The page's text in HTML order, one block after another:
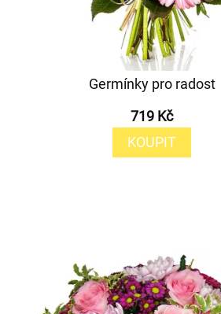
Germínky pro radost
719 Kč
KOUPIT